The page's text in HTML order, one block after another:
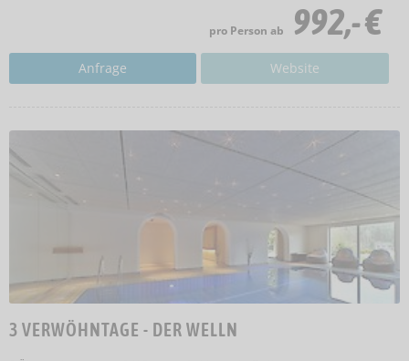
pro Person ab 992,- €
Anfrage Website
3 VERWÖHNTAGE - DER WELLN